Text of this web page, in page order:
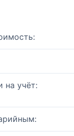
на учёт: